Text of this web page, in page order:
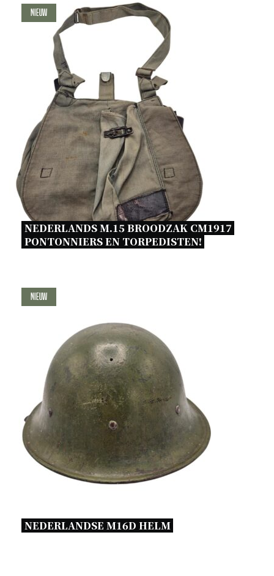
Nieuw
NEDERLANDS M.15 BROODZAK CM1917
PONTONNIERS EN TORPEDISTEN!
Nieuw
NEDERLANDSE M16D HELM